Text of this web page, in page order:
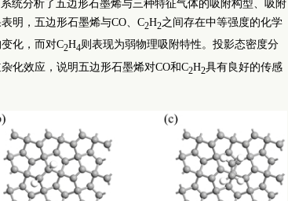
统分析了五边形石墨烯与三种特征气体的吸附构型、吸附
明，五边形石墨烯与CO、C2H2之间存在中等强度的化学
化，而对C2H4则表现为弱物理吸附特性。投影态密度分
化效应，说明五边形石墨烯对CO和C2H2具有良好的传感